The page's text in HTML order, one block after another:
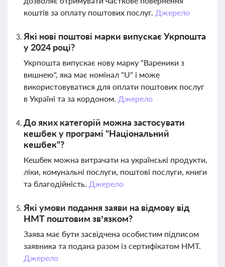
коштів за оплату поштових послуг. Джерело
Які нові поштові марки випускає Укрпошта
у 2024 році?
Укрпошта випускає нову марку "Вареники з
вишнею", яка має номінал "U" і може
використовуватися для оплати поштових послуг
в Україні та за кордоном. Джерело
До яких категорій можна застосувати
кешбек у програмі "Національний
кешбек"?
Кешбек можна витрачати на українські продукти,
ліки, комунальні послуги, поштові послуги, книги
та благодійність. Джерело
Які умови подання заяви на відмову від
НМТ поштовим зв’язком?
Заява має бути засвідчена особистим підписом
заявника та подана разом із сертифікатом НМТ.
Джерело